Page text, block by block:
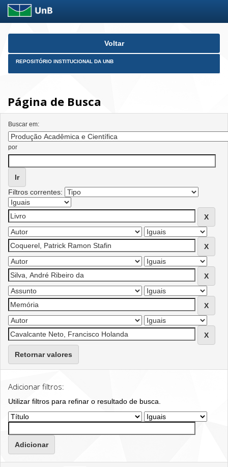
Skip
Voltar
REPOSITÓRIO INSTITUCIONAL DA UNB
Página de Busca
Buscar em:
por
Filtros correntes:
Retornar valores
Adicionar filtros:
Utilizar filtros para refinar o resultado de busca.